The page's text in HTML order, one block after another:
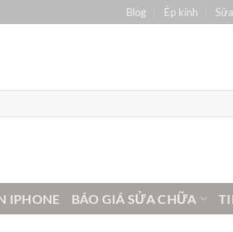
Blog Ép kính
IPHONE BÁO GIÁ SỬA CHỮA